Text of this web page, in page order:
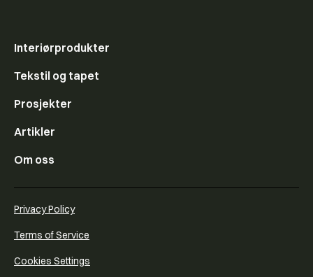
Interiørprodukter
Tekstil og tapet
Prosjekter
Artikler
Om oss
Privacy Policy
Terms of Service
Cookies Settings